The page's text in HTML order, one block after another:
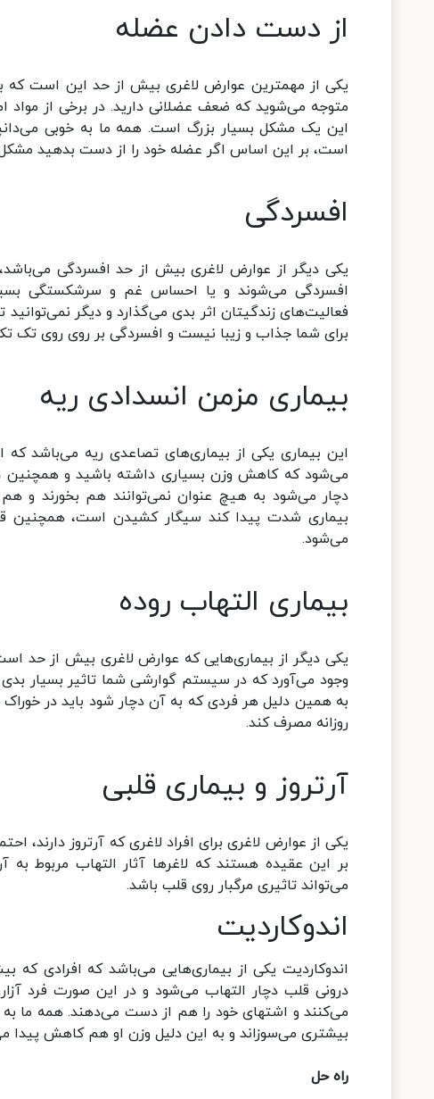
از دست دادن عضله
یکی از مهمترین عوارض لاغری بیش از حد این است که
متوجه می‌شوید که ضعف عضلانی دارید. در برخی از مواد
این یک مشکل بسیار بزرگ است. همه ما به خوبی
است، بر این اساس اگر عضله خود را از دست بدهید مشکل
افسردگی
یکی دیگر از عوارض لاغری بیش از حد افسردگی
افسردگی می‌شوند و یا احساس غم و سرشکستگی
فعالیت‌های زندگیتان اثر بدی می‌گذارد و دیگر
برای شما جذاب و زیبا نیست و افسردگی بر روی روی تک
بیماری مزمن انسدادی ریه
این بیماری یکی از بیماری‌های تصاعدی ریه می‌باشد
می‌شود که کاهش وزن بسیاری داشته باشید و همچنین
دچار می‌شود به هیچ عنوان نمی‌توانند هم بخورند و
بیماری شدت پیدا کند سیگار کشیدن است، همچنین
می‌شود.
بیماری التهاب روده
یکی دیگر از بیماری‌هایی که عوارض لاغری بیش از حد
وجود می‌آورد که در سیستم گوارشی شما تاثیر بسیار بدی
به همین دلیل هر فردی که به آن دچار شود باید در
روزانه مصرف کند.
آرتروز و بیماری قلبی
یکی از عوارض لاغری برای افراد لاغری که آرتروز دارند،
بر این عقیده هستند که لاغرها آثار التهاب مربوط به
می‌تواند تاثیری مرگبار روی قلب باشد.
اندوکاردیت
اندوکاردیت یکی از بیماری‌هایی می‌باشد که افرادی که
درونی قلب دچار التهاب می‌شود و در این صورت فرد
می‌کنند و اشتهای خود را هم از دست می‌دهند. همه ما به
بیشتری می‌سوزاند و به این دلیل وزن او هم کاهش پیدا
راه حل